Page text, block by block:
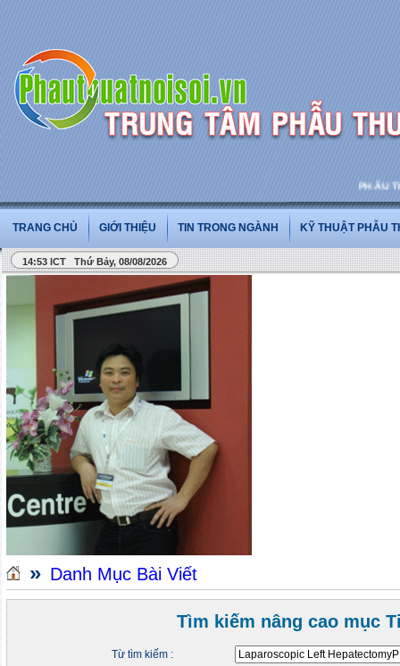
PHẪU
TRANG CHỦ GIỚI THIỆU TIN TRONG NGÀNH KỸ THUẬT PHẪU
14:53 ICT Thứ Bảy, 08/08/2026
» Danh Mục Bài Viết
Tìm kiếm nâng cao mục
Từ tìm kiếm :